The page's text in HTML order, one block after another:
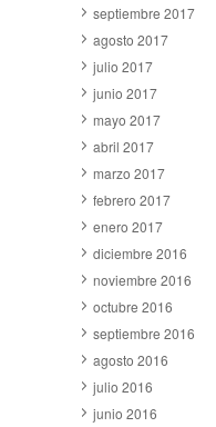
septiembre 2017
agosto 2017
julio 2017
junio 2017
mayo 2017
abril 2017
marzo 2017
febrero 2017
enero 2017
diciembre 2016
noviembre 2016
octubre 2016
septiembre 2016
agosto 2016
julio 2016
junio 2016